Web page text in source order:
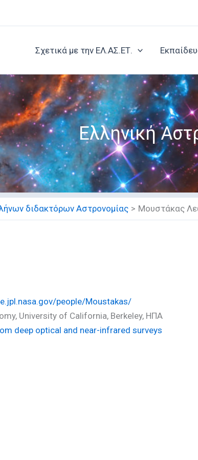
Σχετικά με την ΕΛ.ΑΣ.ΕΤ.
Ελληνική
διδακτόρων Αστρονομίας Μουστάκας
people/Moustakas/
University of California, Berkeley, ΗΠΑ
deep optical and near-infrared surveys